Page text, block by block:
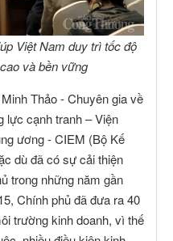
Việt Nam duy trì tốc độ
và bền vững
Thảo - Chuyên gia về
lực cạnh tranh – Viện
ương - CIEM (Bộ Kế
dù đã có sự cải thiện
trong những năm gần
Chính phủ đã đưa ra 40
trường kinh doanh, vì thế